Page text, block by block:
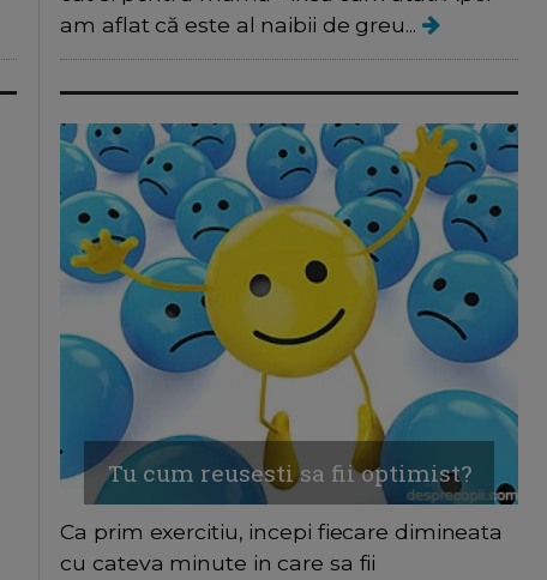
am aflat că este al naibii de greu...
Tu cum reusesti sa fii optimist?
Ca prim exercitiu, incepi fiecare dimineata
cu cateva minute in care sa fii